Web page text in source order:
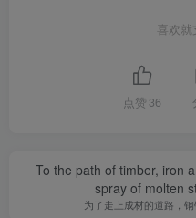
喜欢
点赞 36
To the path of timber, iron
spray of molten
为了走上成材的道路，